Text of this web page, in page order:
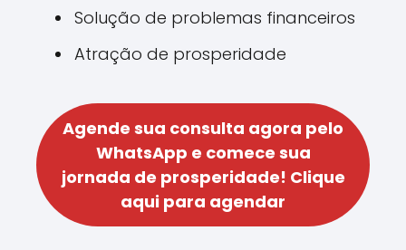
Solução de problemas financeiros
Atração de prosperidade
Agende sua consulta agora pelo
WhatsApp e comece sua
jornada de prosperidade! Clique
aqui para agendar